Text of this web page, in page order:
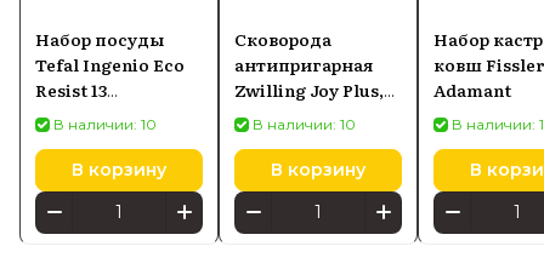
Набор посуды
Tefal Ingenio Eco
Resist 13
предметов
L3979153
В наличии: 10
В корзину
Сковорода
антипригарная
Zwilling Joy Plus,
24 смВ наличии: 10
В корзину
Набор
ковш Fissler
Adamant
В наличии:
В